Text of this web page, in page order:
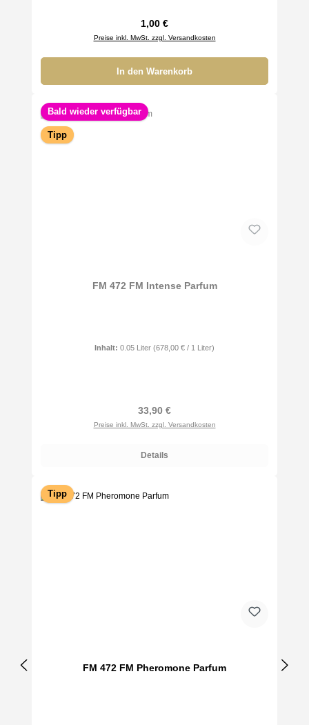
Regulärer Preis:
1,00 €
Preise inkl. MwSt. zzgl. Versandkosten
In den Warenkorb
Bald wieder verfügbar
Tipp
FM 472 FM Intense Parfum
Inhalt: 0.05 Liter (678,00 € / 1 Liter)
Regulärer Preis:
33,90 €
Preise inkl. MwSt. zzgl. Versandkosten
Details
Tipp
FM 472 FM Pheromone Parfum